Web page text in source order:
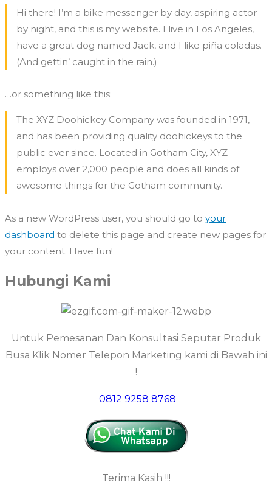
Hi there! I’m a bike messenger by day, aspiring actor
by night, and this is my website. I live in Los Angeles,
have a great dog named Jack, and I like piña coladas.
(And gettin’ caught in the rain.)
…or something like this:
The XYZ Doohickey Company was founded in 1971,
and has been providing quality doohickeys to the
public ever since. Located in Gotham City, XYZ
employs over 2,000 people and does all kinds of
awesome things for the Gotham community.
As a new WordPress user, you should go to your
dashboard to delete this page and create new pages for
your content. Have fun!
Hubungi Kami
Untuk Pemesanan Dan Konsultasi Seputar Produk
Busa Klik Nomer Telepon Marketing kami di Bawah ini
!
0812 9258 8768
Terima Kasih !!!